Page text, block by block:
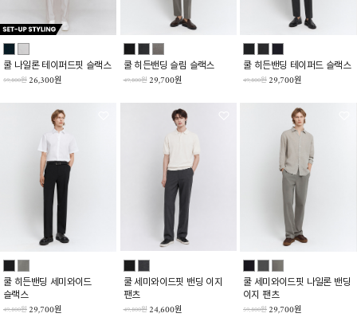
쿨 나일론 테이퍼드핏 슬랙스
59,800원 26,300원
쿨 히든밴딩 슬림 슬랙스
49,800원 29,700원
쿨 히든밴딩 테이퍼드 슬랙스
49,800원 29,700원
쿨 히든밴딩 세미와이드
슬랙스
49,800원 29,700원
쿨 세미와이드핏 밴딩 이지
팬츠
49,800원 24,600원
쿨 세미와이드핏 나일론 밴딩
이지 팬츠
59,800원 29,700원